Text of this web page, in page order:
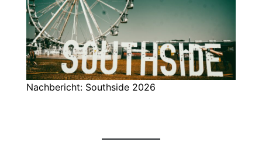
Nachbericht: Southside 2026